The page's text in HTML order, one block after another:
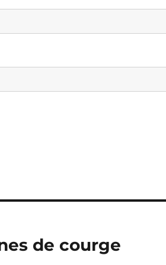
de courge